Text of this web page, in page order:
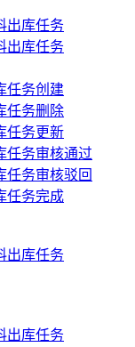
出库任务
出库任务
任务创建
任务删除
任务更新
任务审核通过
任务审核驳回
任务完成
出库任务
出库任务